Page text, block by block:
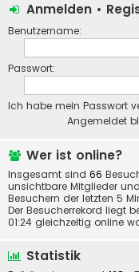
Anmelden •
Benutzername:
Passwort:
Ich habe mein Passwort
Angemeldet
Wer ist online?
Insgesamt sind 66
unsichtbare Mitglieder
Besuchern der letzten 5
Der Besucherrekord liegt
01:24 gleichzeitig online
Statistik